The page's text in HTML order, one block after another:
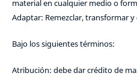
material en cualquier medio o
Adaptar: Remezclar, transformar
Bajo los siguientes términos:
Atribución: debe dar crédito de